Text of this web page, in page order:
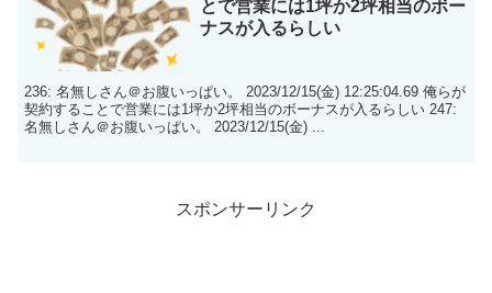
とで営業には1坪か2坪相当のボー
ナスが入るらしい
236: 名無しさん＠お腹いっぱい。 2023/12/15(金) 12:25:04.69 俺らが
契約することで営業には1坪か2坪相当のボーナスが入るらしい 247:
名無しさん＠お腹いっぱい。 2023/12/15(金) ...
スポンサーリンク